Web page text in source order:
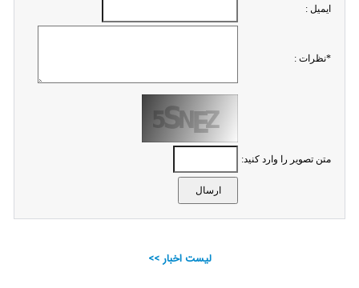
ايميل :
*نظرات :
متن تصویر را وارد کنید:
لیست اخبار >>